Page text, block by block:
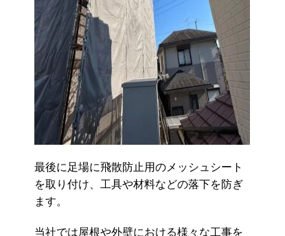
最後に足場に飛散防止用のメッシュシート
を取り付け、工具や材料などの落下を防ぎ
ます。
当社では屋根や外壁における様々な工事を